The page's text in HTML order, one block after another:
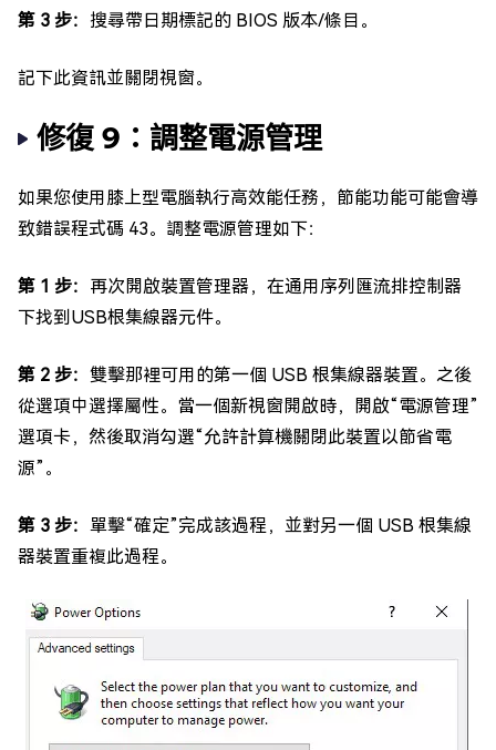
第 3 步： 搜尋帶日期標記的 BIOS 版本/條目。
記下此資訊並關閉視窗。
修復 9：調整電源管理
如果您使用膝上型電腦執行高效能任務，節能功能可能會導
致錯誤程式碼 43。調整電源管理如下：
第 1 步： 再次開啟裝置管理器，在通用序列匯流排控制器
下找到USB根集線器元件。
第 2 步： 雙擊那裡可用的第一個 USB 根集線器裝置。之後
從選項中選擇屬性。當一個新視窗開啟時，開啟“電源管理”
選項卡，然後取消勾選“允許計算機關閉此裝置以節省電
源”。
第 3 步： 單擊“確定”完成該過程，並對另一個 USB 根集線
器裝置重複此過程。